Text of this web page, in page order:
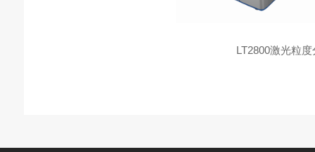
LT2800激光粒